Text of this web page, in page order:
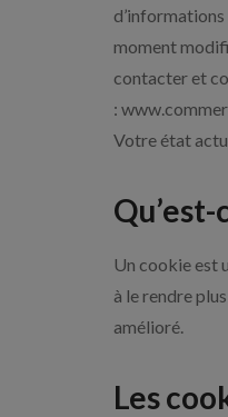
moment
contacter et
:
Votre état
Qu’est-
Un cookie est
à le rendre
amélioré.
Les